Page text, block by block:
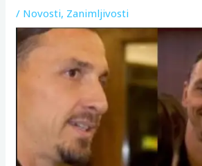
/ Novosti, Zanimljivosti